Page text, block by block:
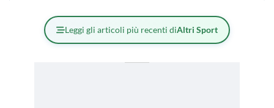
Leggi gli articoli più recenti diAltri Sport